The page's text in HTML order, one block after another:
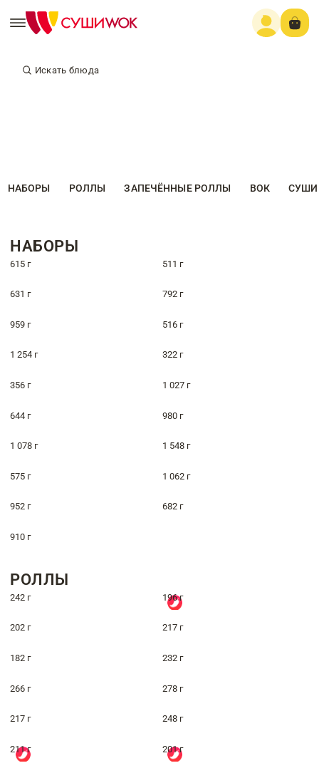
Искать блюда
НАБОРЫ РОЛЛЫ ЗАПЕЧЁННЫЕ РОЛЛЫ ВОК СУШИ
НАБОРЫ
615 г 511 г
631 г 792 г
959 г 516 г
1 254 г 322 г
356 г 1 027 г
644 г 980 г
1 078 г 1 548 г
575 г 1 062 г
952 г 682 г
910 г
РОЛЛЫ
242 г 196 г
202 г 217 г
182 г 232 г
266 г 278 г
217 г 248 г
211 г 201 г